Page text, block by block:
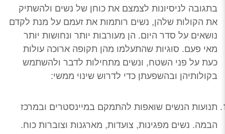
בתגובה לניסיונות לצמצם את כוחן של נשים ולהשתיק
את הקולות שלהן, נשים רותמות את זעמם על מנת לקדם
נושאים על סדר היום. הן מעורבות יותר ונחושות יותר
מאי פעם. סוגיות שהתעלמו מהן תקופה ארוכה עולות
כעת על פני השטח, ונשים מתחילות לדבר ולהשתמש
בקולותיהן ובהשפעתן כדי לדרוש שינוי ממשי:
תנועות הנשים שואפות להתמקם במיינסטרים ובמרכז
הבמה. נשים מפגינות, צועדות, מארגנות וצוברות כוח.